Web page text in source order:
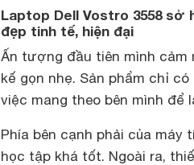
Laptop Dell Vostro 3558
đẹp tinh tế, hiện đại
Ấn tượng đầu tiên mình
kế gọn nhẹ. Sản phẩm chỉ
việc mang theo bên mình để
Phía bên cạnh phải của máy
học tập khá tốt. Ngoài ra,